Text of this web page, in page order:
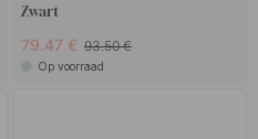
Zwart
79.47 € 93.50 €
Op voorraad